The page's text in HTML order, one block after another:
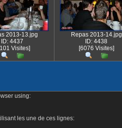
2013-13.jpg
ID: 4437
Visites]
Repas 2013-14.jpg
ID: 4438
[6076 Visites]
using:
les une de ces lignes: